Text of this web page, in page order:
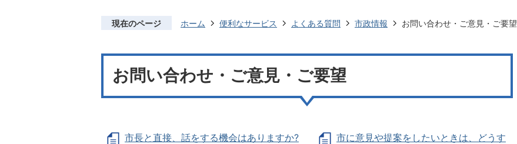
現在のページ ホーム 便利なサービス よくある質問 市政情報 お問い合わせ・ご意見・ご要望
お問い合わせ・ご意見・ご要望
市長と直接、話をする機会はありますか?
市に意見や提案をしたいときは、どうす